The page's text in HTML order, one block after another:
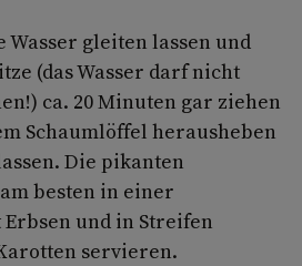
Wasser gleiten lassen und
(das Wasser darf nicht
ca. 20 Minuten gar ziehen
Schaumlöffel herausheben
Die pikanten
besten in einer
und in Streifen
servieren.